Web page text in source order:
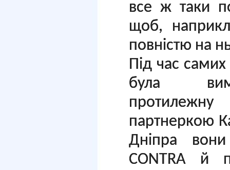
все ж таки
щоб,
повністю на
Під час самих
була
партнеркою
Дніпра
CONTRA й